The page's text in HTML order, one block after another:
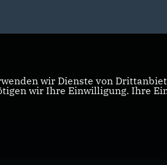
wir Dienste von
wir Ihre Einwilligung. Ihre